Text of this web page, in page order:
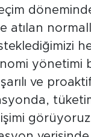
seçim
atılan
yönetimi
ve